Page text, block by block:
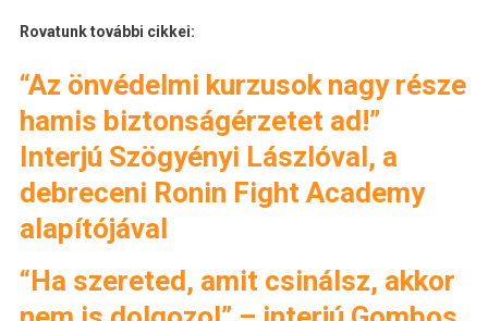
Rovatunk további cikkei:
“Az önvédelmi kurzusok nagy része
hamis biztonságérzetet ad!”
Interjú Szögyényi Lászlóval, a
debreceni Ronin Fight Academy
alapítójával
“Ha szereted, amit csinálsz, akkor